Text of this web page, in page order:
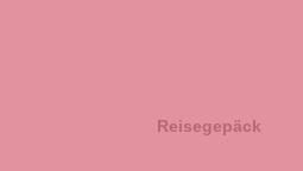
Reisegepäck